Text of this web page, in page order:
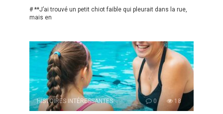
# **J’ai trouvé un petit chiot faible qui pleurait dans la rue,
mais en
HISTOIRES INTÉRESSANTES 0 18